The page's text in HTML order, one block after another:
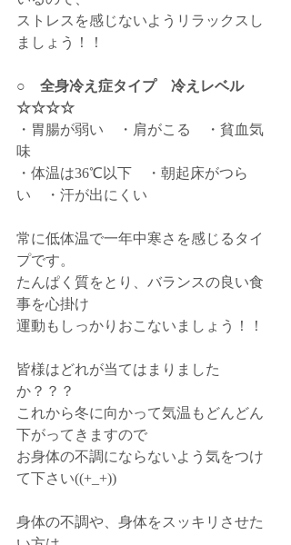
ストレスを感じないようリラックスし
ましょう！！
○　全身冷え症タイプ　冷えレベル
☆☆☆☆
・胃腸が弱い　・肩がこる　・貧血気
味
・体温は36℃以下　・朝起床がつら
い　・汗が出にくい
常に低体温で一年中寒さを感じるタイ
プです。
たんぱく質をとり、バランスの良い食
事を心掛け
運動もしっかりおこないましょう！！
皆様はどれが当てはまりました
か？？？
これから冬に向かって気温もどんどん
下がってきますので
お身体の不調にならないよう気をつけ
て下さい((+_+))
身体の不調や、身体をスッキリさせた